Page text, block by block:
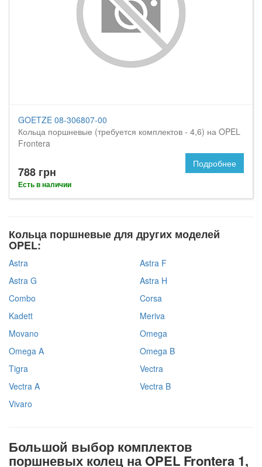
GOETZE 08-306807-00
Кольца поршневые (требуется комплектов - 4,6) на OPEL
Frontera
788 грн
Есть в наличии
Подробнее
Кольца поршневые для других моделей
OPEL:
Astra
Astra F
Astra G
Astra H
Combo
Corsa
Kadett
Meriva
Movano
Omega
Omega A
Omega B
Tigra
Vectra
Vectra A
Vectra B
Vivaro
Большой выбор комплектов
поршневых колец на OPEL Frontera 1,